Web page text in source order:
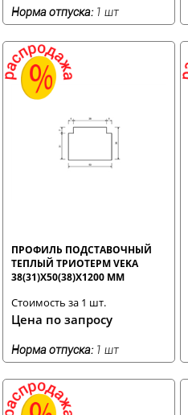
Норма отпуска: 1 шт
ПРОФИЛЬ ПОДСТАВОЧНЫЙ
ТЕПЛЫЙ ТРИОТЕРМ VEKA
38(31)X50(38)X1200 ММ
Стоимость за 1 шт.
Цена по запросу
Норма отпуска: 1 шт